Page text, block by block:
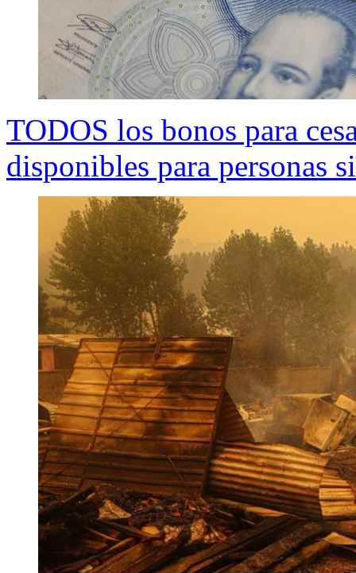
TODOS los bonos para
disponibles para personas